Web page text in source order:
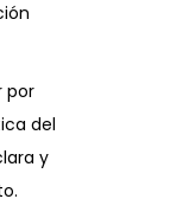
por
del
y